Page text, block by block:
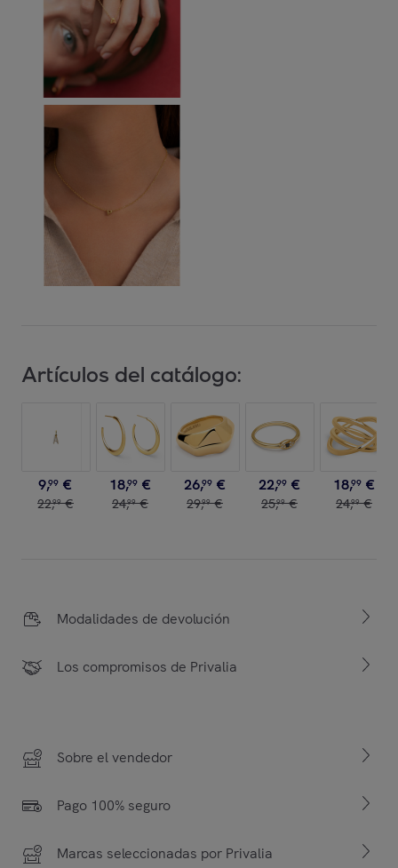
Artículos del catálogo:
9,99 €
22,99 €
18,99 €
24,99 €
26,99 €
29,99 €
22,99 €
25,99 €
18,99 €
24,99 €
Modalidades de devolución
Los compromisos de Privalia
Sobre el vendedor
Pago 100% seguro
Marcas seleccionadas por Privalia